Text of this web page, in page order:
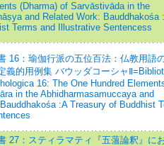
(Dharma) of Sarvāstivāda in the
and Related Work: Bauddhakośa
Terms and Illustrative Sentencess
16：瑜伽行派の五位百法：仏教用語
義的用例集 バウッダコーシャ
16: The One Hundred
in the Abhidharmasamuccaya and
:A Treasury of Buddhist
27：スティラマティ『五薀論釈』に